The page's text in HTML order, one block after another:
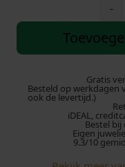
-
P
r
s
p
Gratis
Besteld op werkdagen
ook de levertijd.)
iDEAL,
Bestel
Eigen
9.3/10